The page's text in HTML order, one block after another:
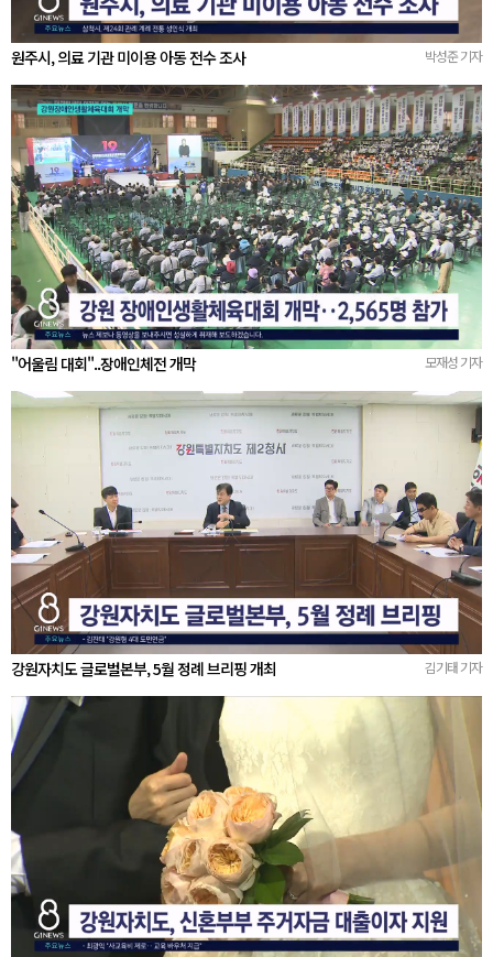
원주시, 의료 기관 미이용 아동 전수 조사 박성준 기자
"어울림 대회"..장애인체전 개막 모재성 기자
강원자치도 글로벌본부, 5월 정례 브리핑 개최 김기태 기자